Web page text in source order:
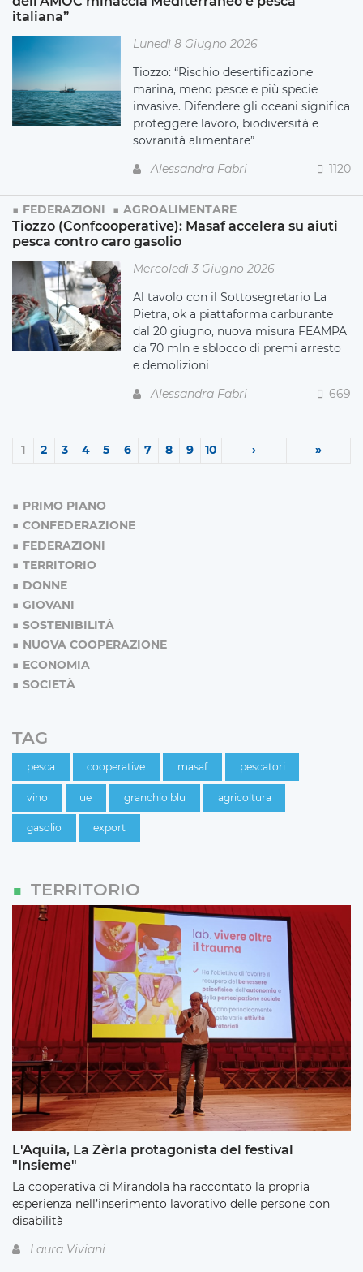
italiana”
Lunedì 8 Giugno 2026
Tiozzo: “Rischio desertificazione
marina, meno pesce e più specie
invasive. Difendere gli oceani significa
proteggere lavoro, biodiversità e
sovranità alimentare”
Alessandra Fabri
1120
FEDERAZIONI AGROALIMENTARE
Tiozzo (Confcooperative): Masaf accelera su aiuti
pesca contro caro gasolio
Mercoledì 3 Giugno 2026
Al tavolo con il Sottosegretario La
Pietra, ok a piattaforma carburante
dal 20 giugno, nuova misura FEAMPA
da 70 mln e sblocco di premi arresto
e demolizioni
Alessandra Fabri
669
1 2 3 4 5 6 7 8 9 10 › »
PRIMO PIANO
CONFEDERAZIONE
FEDERAZIONI
TERRITORIO
DONNE
GIOVANI
SOSTENIBILITÀ
NUOVA COOPERAZIONE
ECONOMIA
SOCIETÀ
TAG
pesca cooperative masaf pescatori
vino ue granchio blu agricoltura
gasolio export
TERRITORIO
L'Aquila, La Zèrla protagonista del festival
"Insieme"
La cooperativa di Mirandola ha raccontato la propria
esperienza nell’inserimento lavorativo delle persone con
disabilità
Laura Viviani